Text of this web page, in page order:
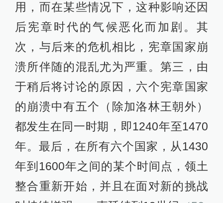
用，而在某些情况下，这种影响还因
后宪章时代的气候恶化而加剧。其
次，与后来的危机相比，宪章国家崩
溃所伴随的混乱尤为严重。第三，由
于稍后将讨论的原因，六个宪章国家
的崩溃中有五个（除加洛林王朝外）
都发生在同一时期，即1240年至1470
年。最后，在所有六个国家，从1430
年到1600年之间的某个时间点，领土
整合重新开始，并且在面对新的挑战